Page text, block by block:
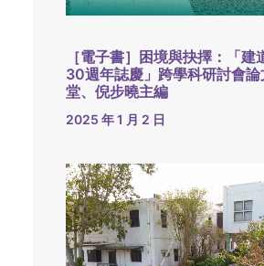
［電子書］困境與抉擇：「建
30週年誌慶」跨學科研討會
堂、倪步曉主編
2025 年 1 月 2 日